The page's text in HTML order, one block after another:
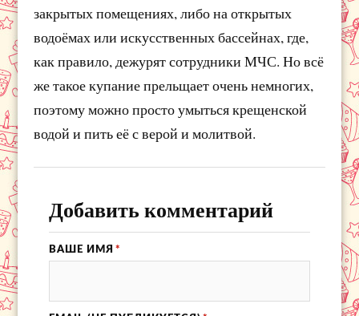
закрытых помещениях, либо на открытых
водоёмах или искусственных бассейнах, где,
как правило, дежурят сотрудники МЧС. Но всё
же такое купание прельщает очень немногих,
поэтому можно просто умыться крещенской
водой и пить её с верой и молитвой.
Добавить комментарий
ВАШЕ ИМЯ *